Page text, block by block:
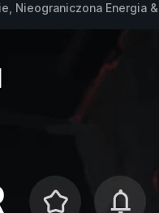
Nieograniczona Energia